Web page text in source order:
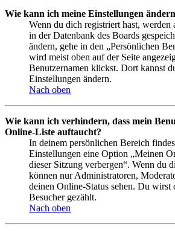
Wie kann ich meine Einstellungen
Wenn du dich registriert hast, werden
in der Datenbank des Boards
ändern, gehe in den „Persönlichen
wird meist oben auf der Seite
Benutzernamen klickst. Dort kannst
Einstellungen ändern.
Nach oben
Wie kann ich verhindern, dass mein
Online-Liste auftaucht?
In deinem persönlichen Bereich
Einstellungen eine Option „Meinen
dieser Sitzung verbergen“. Wenn du
können nur Administratoren,
deinen Online-Status sehen. Du wirst
Besucher gezählt.
Nach oben